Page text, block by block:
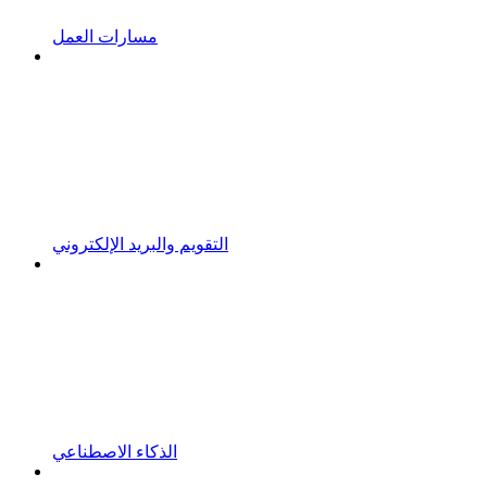
مسارات العمل
التقويم والبريد الإلكتروني
الذكاء الاصطناعي